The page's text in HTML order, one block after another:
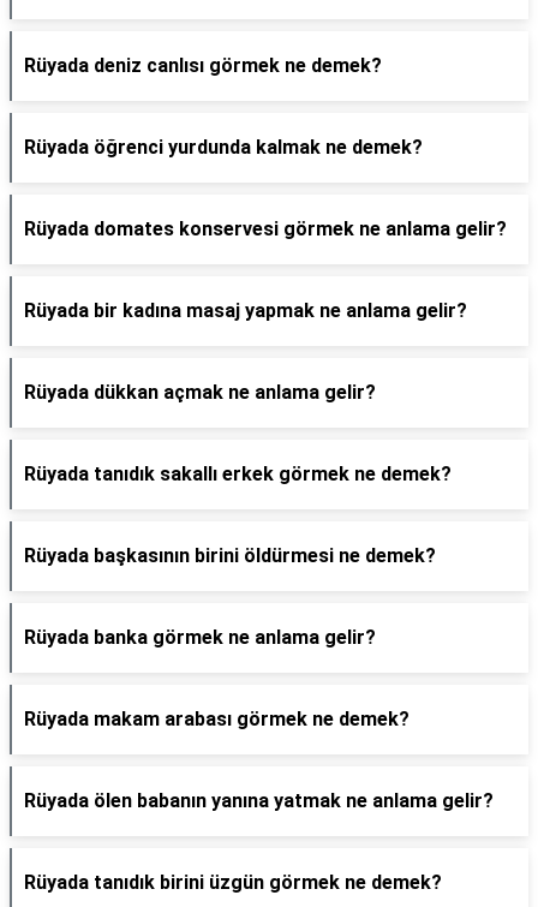
Rüyada deniz canlısı görmek ne demek?
Rüyada öğrenci yurdunda kalmak ne demek?
Rüyada domates konservesi görmek ne anlama gelir?
Rüyada bir kadına masaj yapmak ne anlama gelir?
Rüyada dükkan açmak ne anlama gelir?
Rüyada tanıdık sakallı erkek görmek ne demek?
Rüyada başkasının birini öldürmesi ne demek?
Rüyada banka görmek ne anlama gelir?
Rüyada makam arabası görmek ne demek?
Rüyada ölen babanın yanına yatmak ne anlama gelir?
Rüyada tanıdık birini üzgün görmek ne demek?